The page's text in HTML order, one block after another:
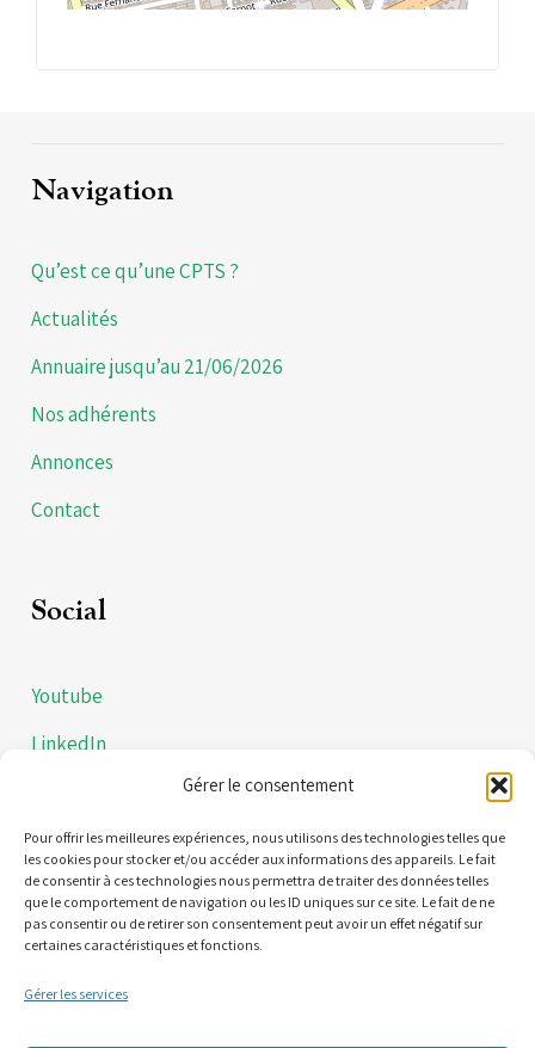
Gérer le consentement
Pour offrir les meilleures expériences, nous utilisons des technologies telles que
les cookies pour stocker et/ou accéder aux informations des appareils. Le fait
de consentir à ces technologies nous permettra de traiter des données telles
que le comportement de navigation ou les ID uniques sur ce site. Le fait de ne
pas consentir ou de retirer son consentement peut avoir un effet négatif sur
certaines caractéristiques et fonctions.
Gérer les services
Navigation
Qu’est ce qu’une CPTS ?
Actualités
Annuaire jusqu’au 21/06/2026
Nos adhérents
Annonces
Contact
Social
Youtube
LinkedIn
Politiques de confidentialités
Mentions légales